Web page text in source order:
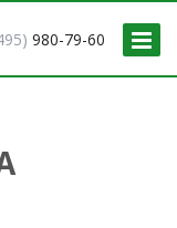
980-79-60